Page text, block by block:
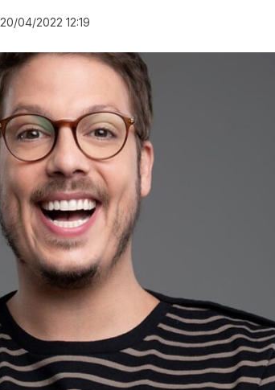
20/04/2022 12:19